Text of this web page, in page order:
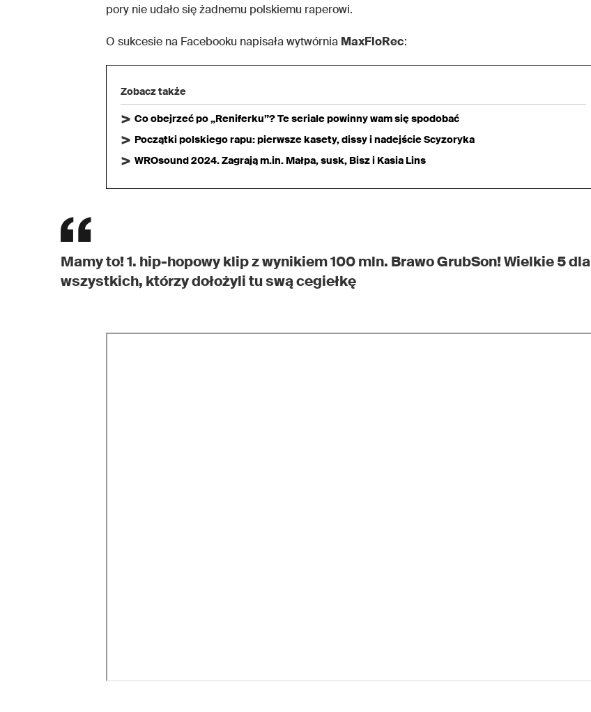
pory nie udało się żadnemu polskiemu raperowi.
O sukcesie na Facebooku napisała wytwórnia MaxFloRec:
Zobacz także
Co obejrzeć po „Reniferku”? Te seriale powinny wam się spodobać
Początki polskiego rapu: pierwsze kasety, dissy i nadejście Scyzoryka
WROsound 2024. Zagrają m.in. Małpa, susk, Bisz i Kasia Lins
Mamy to! 1. hip-hopowy klip z wynikiem 100 mln. Brawo GrubSon! Wielkie 5 dla
wszystkich, którzy dołożyli tu swą cegiełkę